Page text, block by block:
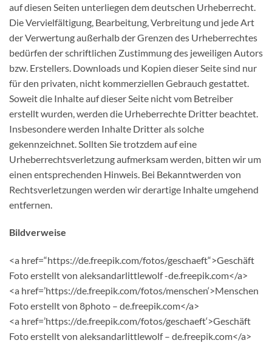
auf diesen Seiten unterliegen dem deutschen Urheberrecht.
Die Vervielfältigung, Bearbeitung, Verbreitung und jede Art
der Verwertung außerhalb der Grenzen des Urheberrechtes
bedürfen der schriftlichen Zustimmung des jeweiligen Autors
bzw. Erstellers. Downloads und Kopien dieser Seite sind nur
für den privaten, nicht kommerziellen Gebrauch gestattet.
Soweit die Inhalte auf dieser Seite nicht vom Betreiber
erstellt wurden, werden die Urheberrechte Dritter beachtet.
Insbesondere werden Inhalte Dritter als solche
gekennzeichnet. Sollten Sie trotzdem auf eine
Urheberrechtsverletzung aufmerksam werden, bitten wir um
einen entsprechenden Hinweis. Bei Bekanntwerden von
Rechtsverletzungen werden wir derartige Inhalte umgehend
entfernen.
Bildverweise
<a href=“https://de.freepik.com/fotos/geschaeft“>Geschäft
Foto erstellt von aleksandarlittlewolf -de.freepik.com</a>
<a href=’https://de.freepik.com/fotos/menschen‘>Menschen
Foto erstellt von 8photo – de.freepik.com</a>
<a href=’https://de.freepik.com/fotos/geschaeft‘>Geschäft
Foto erstellt von aleksandarlittlewolf – de.freepik.com</a>